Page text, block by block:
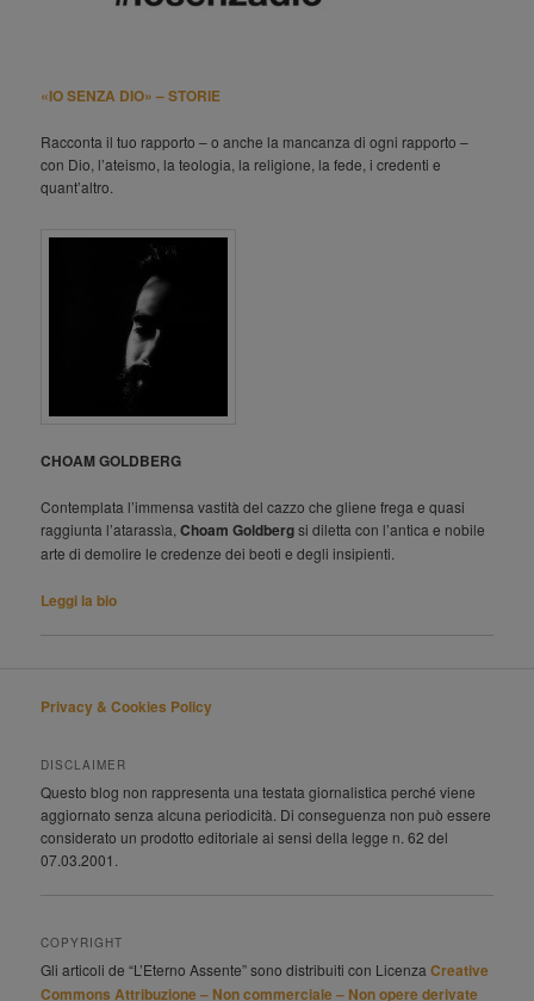
«IO SENZA DIO» – STORIE
Racconta il tuo rapporto – o anche la mancanza di ogni rapporto –
con Dio, l’ateismo, la teologia, la religione, la fede, i credenti e
quant’altro.
CHOAM GOLDBERG
Contemplata l’immensa vastità del cazzo che gliene frega e quasi
raggiunta l’atarassìa,Choam Goldbergsi diletta con l’antica e nobile
arte di demolire le credenze dei beoti e degli insipienti.
Leggi la bio
Privacy & Cookies Policy
DISCLAIMER
Questo blog non rappresenta una testata giornalistica perché viene
aggiornato senza alcuna periodicità. Di conseguenza non può essere
considerato un prodotto editoriale ai sensi della legge n. 62 del
07.03.2001.
COPYRIGHT
Gli articoli de “L’Eterno Assente” sono distribuiti con LicenzaCreative
Commons Attribuzione – Non commerciale – Non opere derivate